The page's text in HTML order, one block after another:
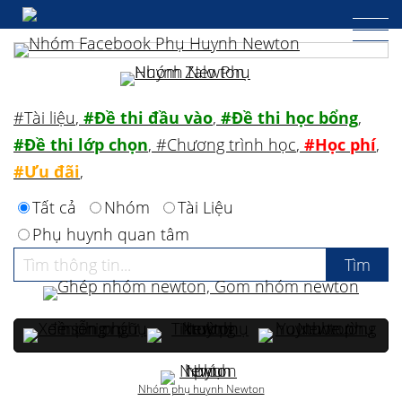
#Tài liệu, #Đề thi đầu vào, #Đề thi học bổng,
#Đề thi lớp chọn, #Chương trình học, #Học phí,
#Ưu đãi,
Tất cả
Nhóm
Tài Liệu
Phụ huynh quan tâm
Nhóm phụ huynh Newton